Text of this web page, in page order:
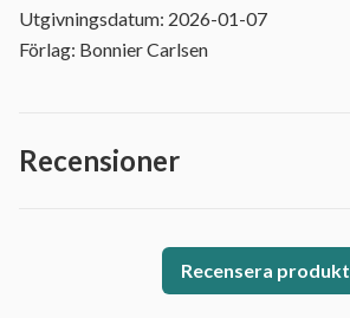
Utgivningsdatum: 2026-01-07
Förlag: Bonnier Carlsen
Recensioner
Recensera produkt